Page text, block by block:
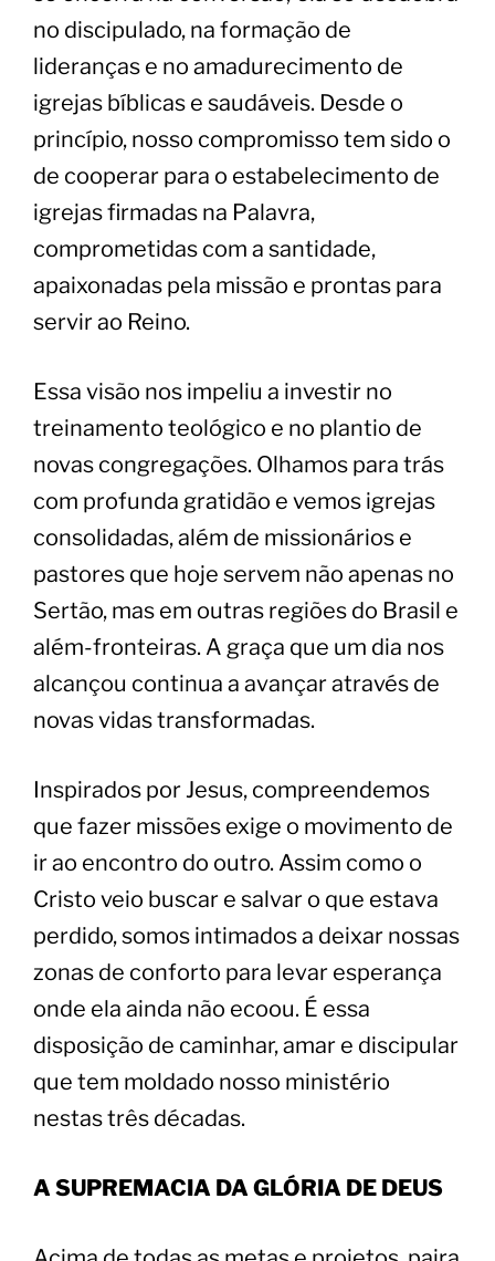
no discipulado, na formação de
lideranças e no amadurecimento de
igrejas bíblicas e saudáveis. Desde o
princípio, nosso compromisso tem sido o
de cooperar para o estabelecimento de
igrejas firmadas na Palavra,
comprometidas com a santidade,
apaixonadas pela missão e prontas para
servir ao Reino.
​Essa visão nos impeliu a investir no
treinamento teológico e no plantio de
novas congregações. Olhamos para trás
com profunda gratidão e vemos igrejas
consolidadas, além de missionários e
pastores que hoje servem não apenas no
Sertão, mas em outras regiões do Brasil e
além-fronteiras. A graça que um dia nos
alcançou continua a avançar através de
novas vidas transformadas.
​Inspirados por Jesus, compreendemos
que fazer missões exige o movimento de
ir ao encontro do outro. Assim como o
Cristo veio buscar e salvar o que estava
perdido, somos intimados a deixar nossas
zonas de conforto para levar esperança
onde ela ainda não ecoou. É essa
disposição de caminhar, amar e discipular
que tem moldado nosso ministério
nestas três décadas.
​A SUPREMACIA DA GLÓRIA DE DEUS